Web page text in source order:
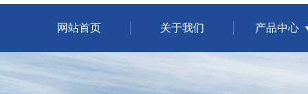
网站首页 关于我们 产品中心